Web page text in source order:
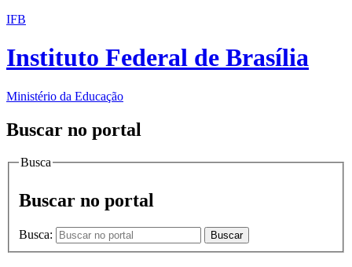
IFB
Instituto Federal de Brasília
Ministério da Educação
Buscar no portal
Busca
Buscar no portal
Busca: Buscar